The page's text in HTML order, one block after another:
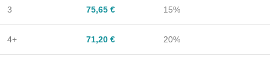
3 75,65 € 15%
4+ 71,20 € 20%